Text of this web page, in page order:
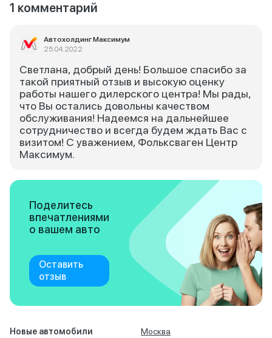
1 комментарий
Автохолдинг Максимум
25.04.2022
Светлана, добрый день! Большое спасибо за
такой приятный отзыв и высокую оценку
работы нашего дилерского центра! Мы рады,
что Вы остались довольны качеством
обслуживания! Надеемся на дальнейшее
сотрудничество и всегда будем ждать Вас с
визитом! С уважением, Фольксваген Центр
Максимум.
Поделитесь
впечатлениями
о вашем авто
Оставить
отзыв
Новые автомобили
Москва